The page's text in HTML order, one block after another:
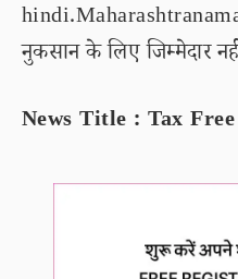
नुकसान के लिए जिम्मेदार
News Title : Tax